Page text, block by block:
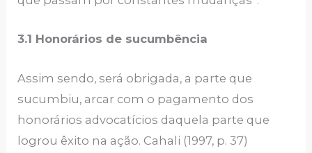
3.1 Honorários de sucumbência
Assim sendo, será obrigada, a parte que
sucumbiu, arcar com o pagamento dos
honorários advocatícios daquela parte que
logrou êxito na ação. Cahali (1997, p. 37)